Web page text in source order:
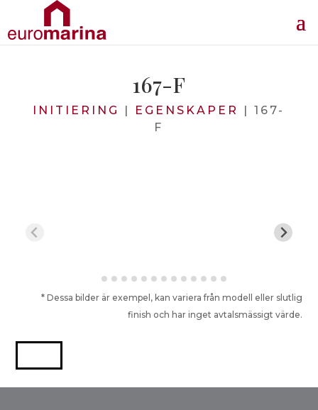
167-F
INITIERING | EGENSKAPER |167-
F
* Dessa bilder är exempel, kan variera från modell eller slutlig
finish och har inget avtalsmässigt värde.